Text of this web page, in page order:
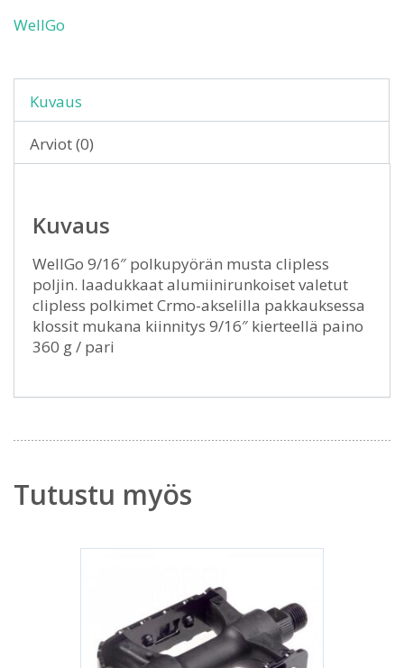
WellGo
Kuvaus
Arviot (0)
Kuvaus
WellGo 9/16″ polkupyörän musta clipless
poljin. laadukkaat alumiinirunkoiset valetut
clipless polkimet Crmo-akselilla pakkauksessa
klossit mukana kiinnitys 9/16″ kierteellä paino
360 g / pari
Tutustu myös